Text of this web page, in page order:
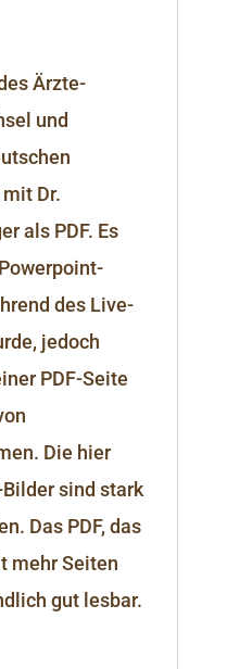
Ärzte-
und
Dr.
als PDF. Es
des Live-
jedoch
PDF-Seite
Die hier
sind stark
Das PDF, das
mehr Seiten
gut lesbar.